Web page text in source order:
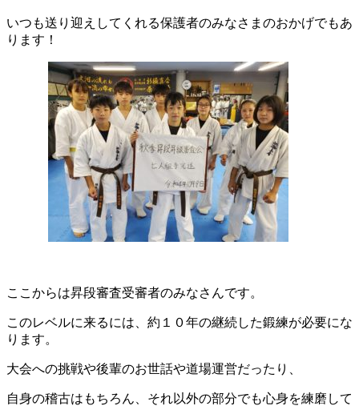
いつも送り迎えしてくれる保護者のみなさまのおかげでもあ
ります！
ここからは昇段審査受審者のみなさんです。
このレベルに来るには、約１０年の継続した鍛練が必要にな
ります。
大会への挑戦や後輩のお世話や道場運営だったり、
自身の稽古はもちろん、それ以外の部分でも心身を練磨して